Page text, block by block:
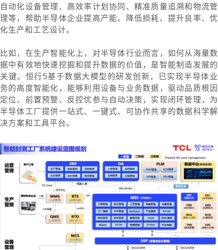
自动化设备管理、高效率计划协同、精准质量追溯和物流管
理等，帮助半导体企业提高产能、降低损耗、提升良率、优
化生产和工艺设计。
比如，在生产智能化上，对半导体行业而言，如何从海量数
据中有效地快速挖掘和提升数据的价值，是智能制造发展的
关键。恒行5基于数据大模型的研发创新，已实现半导体业
务的高度智能化，能够利用设备与业务数据，驱动品质根因
定位、前置预警、反控优参与自动决策，实现闭环管理，为
半导体工厂提供一站式、一键式、可协作共享的数据科学解
决方案和工具平台。